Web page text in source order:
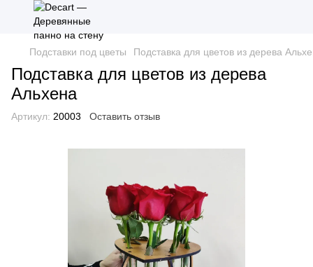
Подставки под цветы Подставка для цветов из дерева
Подставка для цветов из дерева
Альхена
Артикул: 20003 Оставить отзыв